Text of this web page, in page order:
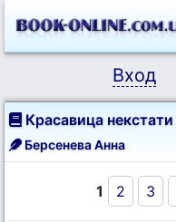
Вход
Красавица некстати
Берсенева Анна
1 2 3